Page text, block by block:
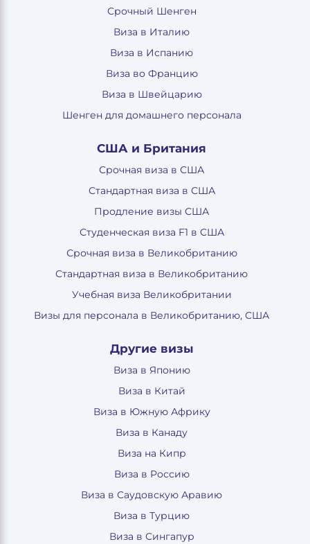
Срочный Шенген
Виза в Италию
Виза в Испанию
Виза во Францию
Виза в Швейцарию
Шенген для домашнего персонала
США и Британия
Срочная виза в США
Стандартная виза в США
Продление визы США
Студенческая виза F1 в США
Срочная виза в Великобританию
Стандартная виза в Великобританию
Учебная виза Великобритании
Визы для персонала в Великобританию, США
Другие визы
Виза в Японию
Виза в Китай
Виза в Южную Африку
Виза в Канаду
Виза на Кипр
Виза в Россию
Виза в Саудовскую Аравию
Виза в Турцию
Виза в Сингапур